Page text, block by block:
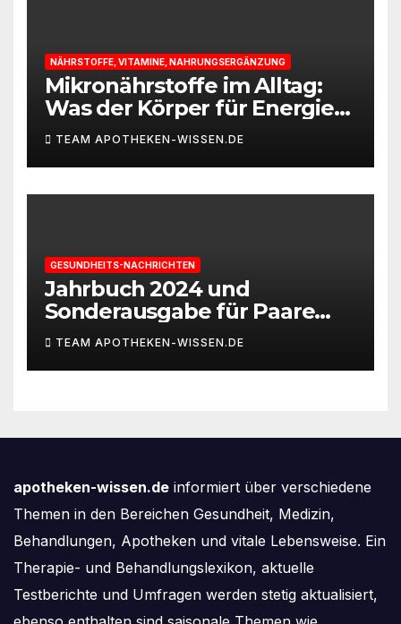
NÄHRSTOFFE, VITAMINE, NAHRUNGSERGÄNZUNG
Mikronährstoffe im Alltag:
Was der Körper für Energie
und Leistungsfähigkeit
braucht
TEAM APOTHEKEN-WISSEN.DE
GESUNDHEITS-NACHRICHTEN
Jahrbuch 2024 und
Sonderausgabe für Paare
des Deutschen IVF-Registers:
Zahl der Mehrlingsgeburten
nach
TEAM APOTHEKEN-WISSEN.DE
apotheken-wissen.de informiert über verschiedene
Themen in den Bereichen Gesundheit, Medizin,
Behandlungen, Apotheken und vitale Lebensweise. Ein
Therapie- und Behandlungslexikon, aktuelle
Testberichte und Umfragen werden stetig aktualisiert,